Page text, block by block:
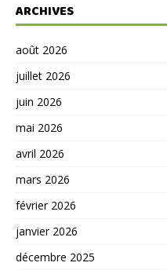
ARCHIVES
août 2026
juillet 2026
juin 2026
mai 2026
avril 2026
mars 2026
février 2026
janvier 2026
décembre 2025